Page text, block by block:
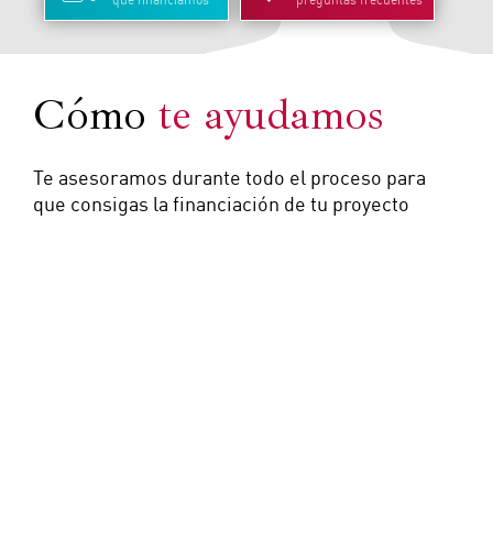
Cómo te ayudamos
Te asesoramos durante todo el proceso para
que consigas la financiación de tu proyecto